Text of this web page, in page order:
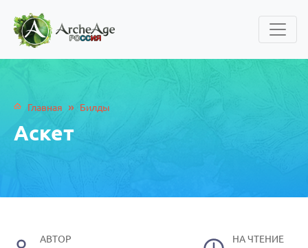
Главная » Билды
Аскет
АВТОР
НА ЧТЕНИЕ